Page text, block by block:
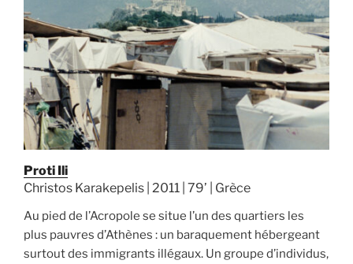
Proti Ili
Christos Karakepelis | 2011 | 79’ | Grèce
Au pied de l’Acropole se situe l’un des quartiers les
plus pauvres d’Athènes : un baraquement hébergeant
surtout des immigrants illégaux. Un groupe d’individus,